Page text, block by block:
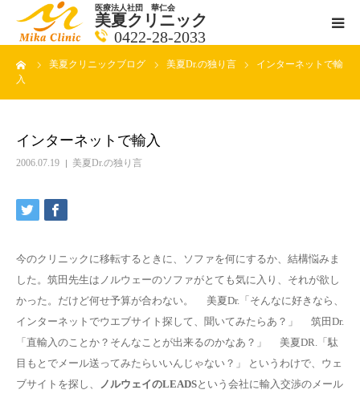
医療法人社団 華仁会
美夏クリニック
0422-28-2033
美夏クリニックブログ 美夏Dr.の独り言
インターネットで輸
入
インターネットで輸入
2006.07.19 美夏Dr.の独り言
今のクリニックに移転するときに、ソファを何にするか、結構悩みま
した。筑田先生はノルウェーのソファがとても気に入り、それが欲し
かった。だけど何せ予算が合わない。 美夏Dr.「そんなに好きなら、
インターネットでウエブサイト探して、聞いてみたらあ？」 筑田Dr.
「直輸入のことか？そんなことが出来るのかなあ？」 美夏DR.「駄
目もとでメール送ってみたらいいんじゃない？」 というわけで、ウェ
ブサイトを探し、
ノルウェイのLEADSという会社に輸入交渉のメール
医師紹介
クリニックの紹介
アクセス
メールで相談
ブログ一覧ページ
料金一覧 new